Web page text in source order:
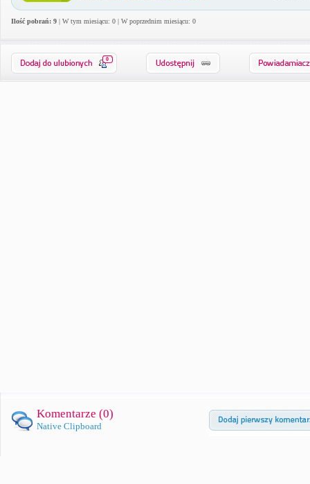
Ilość pobrań: 9 | W tym miesiącu: 0 | W poprzednim miesiącu: 0
0
Komentarze (0)
Native Clipboard